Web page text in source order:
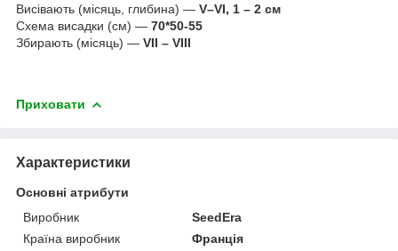
Висівають (місяць, глибина) — V–VI, 1 – 2 см
Схема висадки (см) — 70*50-55
Збирають (місяць) — VII – VIII
Приховати
Характеристики
Основні атрибути
Виробник
SeedEra
Країна виробник
Франція